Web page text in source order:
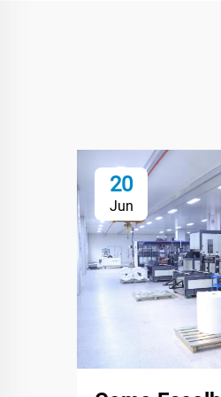
20
Jun